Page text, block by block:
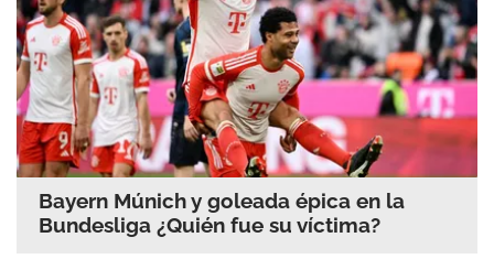
Bayern Múnich y goleada épica en la
Bundesliga ¿Quién fue su víctima?